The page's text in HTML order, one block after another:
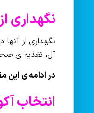
نگهداری
نگهداری از
آل، تغذیه ی
در ادامه ی این
انتخاب